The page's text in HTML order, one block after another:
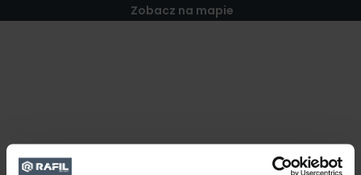
Zobacz na mapie